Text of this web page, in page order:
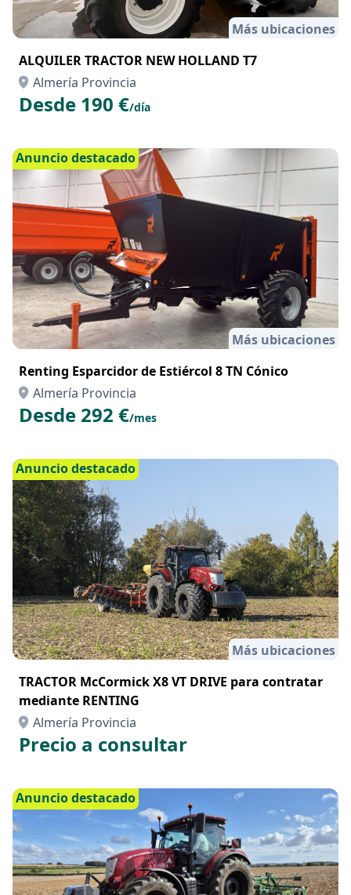
Más ubicaciones
ALQUILER TRACTOR NEW HOLLAND T7
Almería Provincia
Desde 190 €/día
Anuncio destacado
Más ubicaciones
Renting Esparcidor de Estiércol 8 TN Cónico
Almería Provincia
Desde 292 €/mes
Anuncio destacado
Más ubicaciones
TRACTOR McCormick X8 VT DRIVE para contratar
mediante RENTING
Almería Provincia
Precio a consultar
Anuncio destacado